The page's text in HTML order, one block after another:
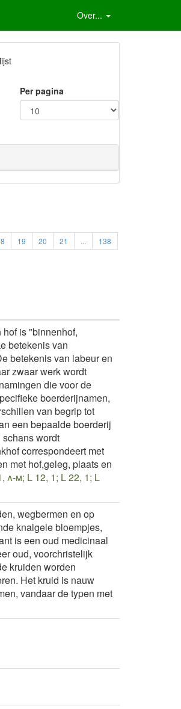
Over...
Per pagina
19 20 21 ...
138
is "binnenhof,
betekenis van
betekenis van labeur en
zwaar werk wordt
die voor de
boerderijnamen,
van begrip tot
een bepaalde boerderij
wordt
correspondeert met
met hof,geleg, plaats en
a-m; L 12, 1; L 22, 1; L
wegbermen en op
knalgele bloempjes,
is een oud medicinaal
oud, voorchristelijk
kruiden worden
Het kruid is nauw
vandaar de typen met